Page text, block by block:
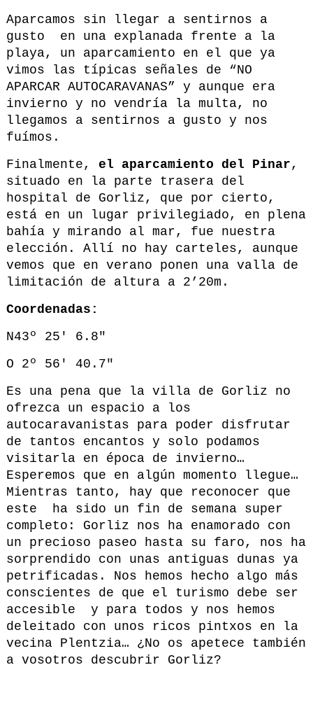
Aparcamos sin llegar a sentirnos a
gusto en una explanada frente a la
playa, un aparcamiento en el que ya
vimos las típicas señales de “NO
APARCAR AUTOCARAVANAS” y aunque era
invierno y no vendría la multa, no
llegamos a sentirnos a gusto y nos
fuímos.
Finalmente, el aparcamiento del Pinar ,
situado en la parte trasera del
hospital de Gorliz, que por cierto,
está en un lugar privilegiado, en plena
bahía y mirando al mar, fue nuestra
elección. Allí no hay carteles, aunque
vemos que en verano ponen una valla de
limitación de altura a 2’20m.
Coordenadas:
N43º 25′ 6.8″
O 2º 56′ 40.7″
Es una pena que la villa de Gorliz no
ofrezca un espacio a los
autocaravanistas para poder disfrutar
de tantos encantos y solo podamos
visitarla en época de invierno…
Esperemos que en algún momento llegue…
Mientras tanto, hay que reconocer que
este ha sido un fin de semana super
completo: Gorliz nos ha enamorado con
un precioso paseo hasta su faro, nos ha
sorprendido con unas antiguas dunas ya
petrificadas. Nos hemos hecho algo más
conscientes de que el turismo debe ser
accesible y para todos y nos hemos
deleitado con unos ricos pintxos en la
vecina Plentzia… ¿No os apetece también
a vosotros descubrir Gorliz?